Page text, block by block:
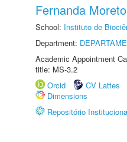
Fernanda
School: Instituto de
Department:
Academic Appointment
title: MS-3.2
Orcid
CV Lattes
Dimensions
Repositório